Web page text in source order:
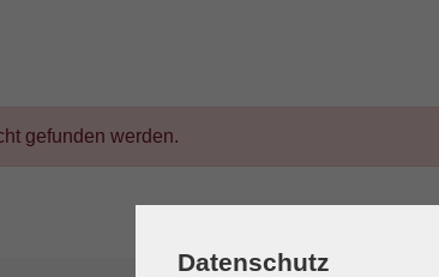
gefunden werden.
Datenschutz